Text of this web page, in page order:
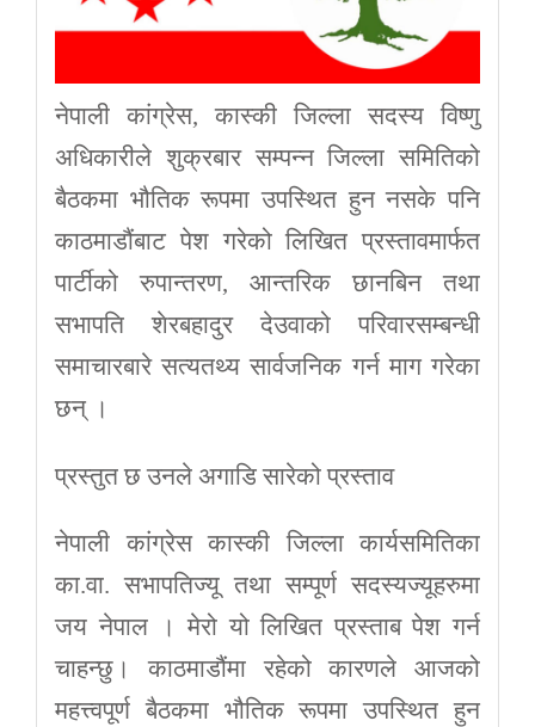
नेपाली कांग्रेस, कास्की जिल्ला सदस्य विष्णु
अधिकारीले शुक्रबार सम्पन्न जिल्ला समितिको
बैठकमा भौतिक रूपमा उपस्थित हुन नसके पनि
काठमाडौंबाट पेश गरेको लिखित प्रस्तावमार्फत
पार्टीको रुपान्तरण, आन्तरिक छानबिन तथा
सभापति शेरबहादुर देउवाको परिवारसम्बन्धी
समाचारबारे सत्यतथ्य सार्वजनिक गर्न माग गरेका
छन् ।
प्रस्तुत छ उनले अगाडि सारेको प्रस्ताव
नेपाली कांग्रेस कास्की जिल्ला कार्यसमितिका
का.वा. सभापतिज्यू तथा सम्पूर्ण सदस्यज्यूहरुमा
जय नेपाल । मेरो यो लिखित प्रस्ताब पेश गर्न
चाहन्छु। काठमाडौंमा रहेको कारणले आजको
महत्त्वपूर्ण बैठकमा भौतिक रूपमा उपस्थित हुन